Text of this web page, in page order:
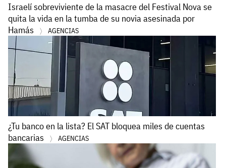
Israelí sobreviviente de la masacre del Festival Nova se
quita la vida en la tumba de su novia asesinada por
Hamás
AGENCIAS
¿Tu banco en la lista? El SAT bloquea miles de cuentas
bancarias
AGENCIAS